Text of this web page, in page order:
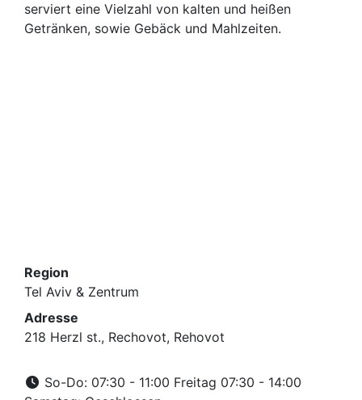
serviert eine Vielzahl von kalten und heißen
Getränken, sowie Gebäck und Mahlzeiten.
Region
Tel Aviv & Zentrum
Adresse
218 Herzl st., Rechovot, Rehovot
So-Do: 07:30 - 11:00 Freitag 07:30 - 14:00